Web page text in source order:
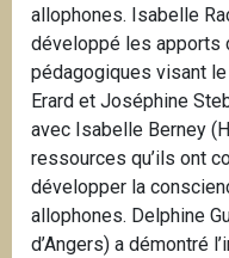
allophones. Isabelle
développé les apports
pédagogiques visant le
Erard et Joséphine
avec Isabelle Berney
ressources qu’ils ont
développer la
allophones. Delphine
d’Angers) a démontré